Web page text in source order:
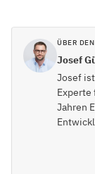
ÜBER
Josef
Josef ist
Experte
Jahren